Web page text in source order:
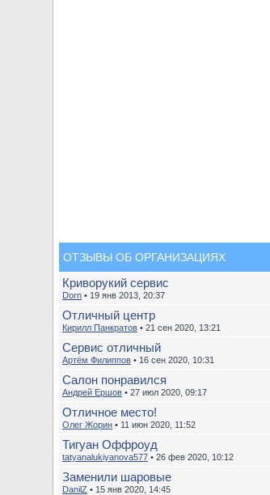
ОТЗЫВЫ ОБ ОРГАНИЗАЦИЯХ
Криворукий сервис
Dorn • 19 янв 2013, 20:37
Отличный центр
Кирилл Панкратов • 21 сен 2020, 13:21
Сервис отличный
Артём Филиппов • 16 сен 2020, 10:31
Салон понравился
Андрей Ершов • 27 июл 2020, 09:17
Отличное место!
Олег Жорин • 11 июн 2020, 11:52
Тигуан Оффроуд
tatyanalukiyanova577 • 26 фев 2020, 10:12
Заменили шаровые
DanilZ • 15 янв 2020, 14:45